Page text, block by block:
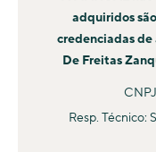
adquiridos
credenciadas de
De Freitas
Resp. Técnico: